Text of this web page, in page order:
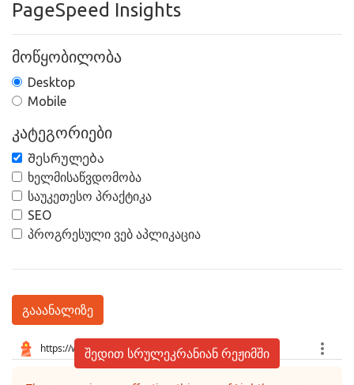
PageSpeed Insights
მოწყობილობა
Desktop
Mobile
კატეგორიები
Შესრულება
ხელმისაწვდომობა
საუკეთესო პრაქტიკა
SEO
პროგრესული ვებ აპლიკაცია
გააანალიზე
შედით სრულეკრანიან რეჟიმში